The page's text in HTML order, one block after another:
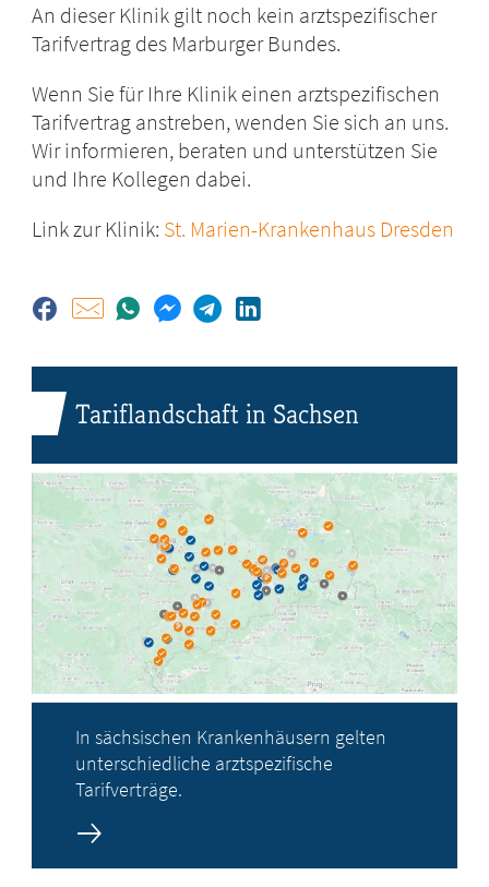
An dieser Klinik gilt noch kein arztspezifischer
Tarifvertrag des Marburger Bundes.
Wenn Sie für Ihre Klinik einen arztspezifischen
Tarifvertrag anstreben, wenden Sie sich an uns.
Wir informieren, beraten und unterstützen Sie
und Ihre Kollegen dabei.
Link zur Klinik: St. Marien-Krankenhaus Dresden
Tariflandschaft in Sachsen
In sächsischen Krankenhäusern gelten
unterschiedliche arztspezifische
Tarifverträge.